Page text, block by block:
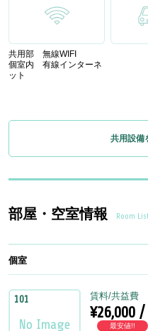
共用部 無線WIFI
個室内 有線インターネ
ット
共用設備
部屋・空室情報 Room
個室
101 賃料/共益費
¥26,000 /
最安値!!